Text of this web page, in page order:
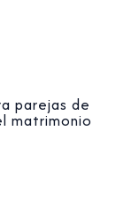
parejas de
matrimonio